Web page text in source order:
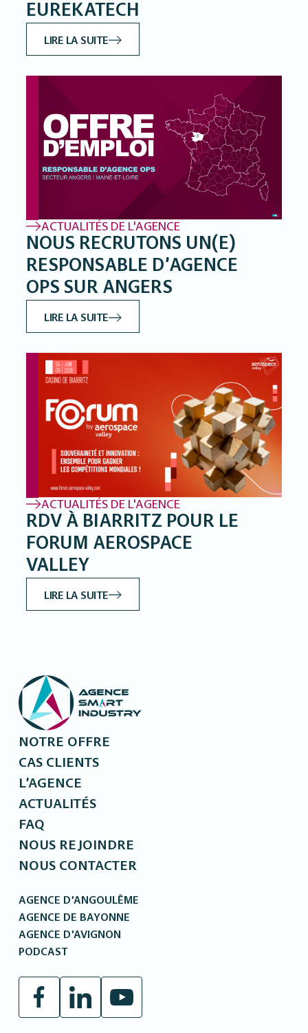
EUREKATECH
LIRE LA SUITE
ACTUALITÉS DE L'AGENCE
NOUS RECRUTONS UN(E)
RESPONSABLE D’AGENCE
OPS SUR ANGERS
LIRE LA SUITE
ACTUALITÉS DE L'AGENCE
RDV À BIARRITZ POUR LE
FORUM AEROSPACE
VALLEY
LIRE LA SUITE
NOTRE OFFRE
CAS CLIENTS
L’AGENCE
ACTUALITÉS
FAQ
NOUS REJOINDRE
NOUS CONTACTER
AGENCE D’ANGOULÊME
AGENCE DE BAYONNE
AGENCE D’AVIGNON
PODCAST